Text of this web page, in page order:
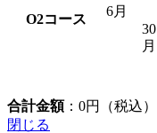
O2コース
6月
30
月
合計金額： 0円（税込）
閉じる